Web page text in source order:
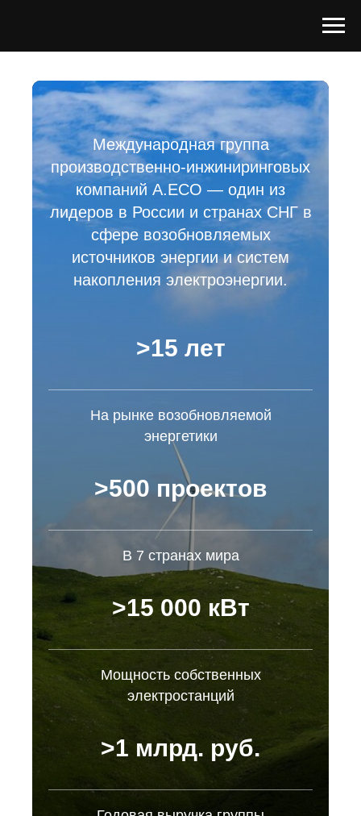
Международная группа
производственно-инжиниринговых
компаний A.ECO — один из
лидеров в России и странах СНГ в
сфере возобновляемых
источников энергии и систем
накопления электроэнергии.
>15 лет
На рынке возобновляемой
энергетики
>500 проектов
В 7 странах мира
>15 000 кВт
Мощность собственных
электростанций
>1 млрд. руб.